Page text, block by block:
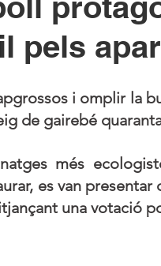
pels
i omplir la
de gairebé
més
es van presentar
una votació